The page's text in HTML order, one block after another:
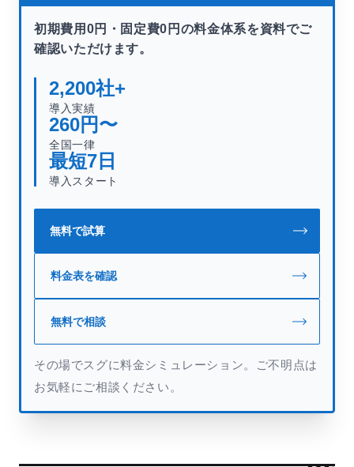
初期費用0円・固定費0円の料金体系を資料でご
確認いただけます。
2,200社+
導入実績
260円〜
全国一律
最短7 日
導入スタート
無料で試算
料金表を確認
無料で相談
その場でスグに料金シミュレーション。ご不明点は
お気軽にご相談ください。